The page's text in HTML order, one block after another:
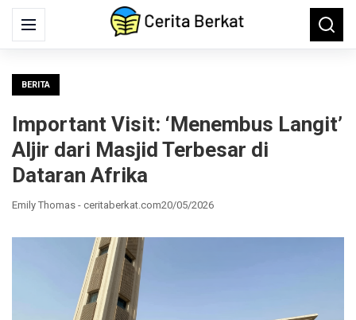
Menu
Search
for:
BERITA
Important Visit: ‘Menembus Langit’
Aljir dari Masjid Terbesar di
Dataran Afrika
Emily Thomas - ceritaberkat.com20/05/2026